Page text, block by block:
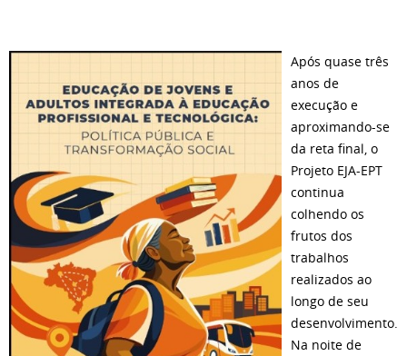
Após quase três
anos de
execução e
aproximando-se
da reta final, o
Projeto EJA-EPT
continua
colhendo os
frutos dos
trabalhos
realizados ao
longo de seu
desenvolvimento.
Na noite de